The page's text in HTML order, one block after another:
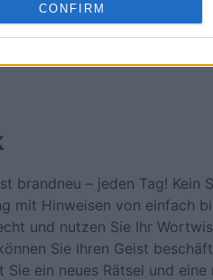
allow Google to enable storage
CONFIRM
kannst du sein
brandneu – jeden Tag! Kein
mit Hinweisen von einfach
und nutzen Sie Ihr
Sie Ihren Geist
ein neues Rätsel und